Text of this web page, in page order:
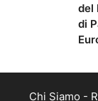
del
di
Chi Siamo -